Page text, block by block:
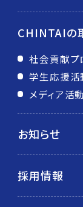
CHINTAIの
社会貢献プ
学生応援活
メディア活動
お知らせ
採用情報